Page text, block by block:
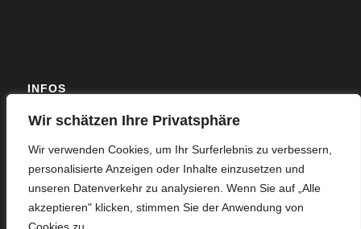
Wir schätzen Ihre Privatsphäre
Wir verwenden Cookies, um Ihr Surferlebnis zu verbessern,
personalisierte Anzeigen oder Inhalte einzusetzen und
unseren Datenverkehr zu analysieren. Wenn Sie auf „Alle
akzeptieren" klicken, stimmen Sie der Anwendung von
INFOS
Mit langjähriger Erfahrung und individuell abgestimmten
Betriebsführung Ihrer Photovoltaikanlage.